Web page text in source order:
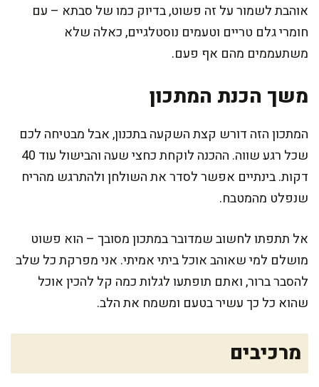
אוהבת לשמור על זה פשוט, בדיוק כמו של סבתא – עם
חומרי גלם טריים וטעמים נוסטלגיים, כאלה שלא
משתעממים מהם אף פעם.
משך הכנת המתכון
המתכון הזה דורש קצת השקעה בתכנון, אבל מבטיחה לכם
שכל רגע שווה. ההכנה לוקחת כחצי שעה והבישול עוד 40
דקות. בינתיים אפשר לסדר את השולחן ולהתרגש מהריח
שנפלט מהמטבח.
אל תתפתו לחשוב שמדובר במתכון מסובך – הוא פשוט
מושלם למי שאוהב אוכל ביתי אמיתי. אני מפרקת כל שלב
להסבר ברור, ואתם תופתעו לגלות כמה קל להכין אוכל
שהוא כל כך עשיר בטעם ומשמח את הלב.
מרכיבים